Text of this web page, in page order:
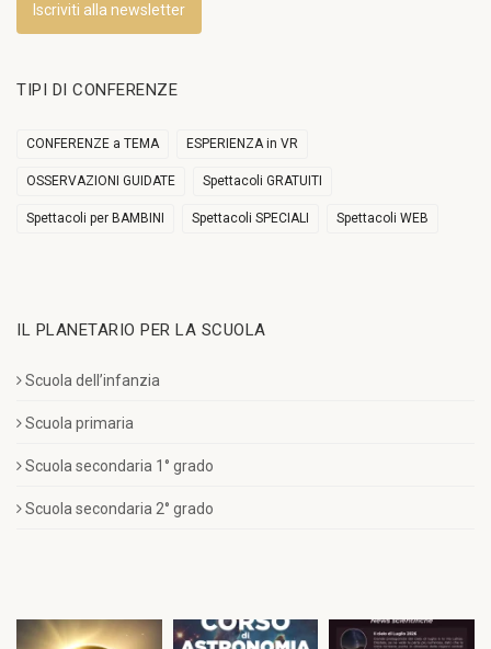
Iscriviti alla newsletter
TIPI DI CONFERENZE
CONFERENZE a TEMA ESPERIENZA in VR
OSSERVAZIONI GUIDATE Spettacoli GRATUITI
Spettacoli per BAMBINI Spettacoli SPECIALI Spettacoli WEB
IL PLANETARIO PER LA SCUOLA
Scuola dell’infanzia
Scuola primaria
Scuola secondaria 1° grado
Scuola secondaria 2° grado